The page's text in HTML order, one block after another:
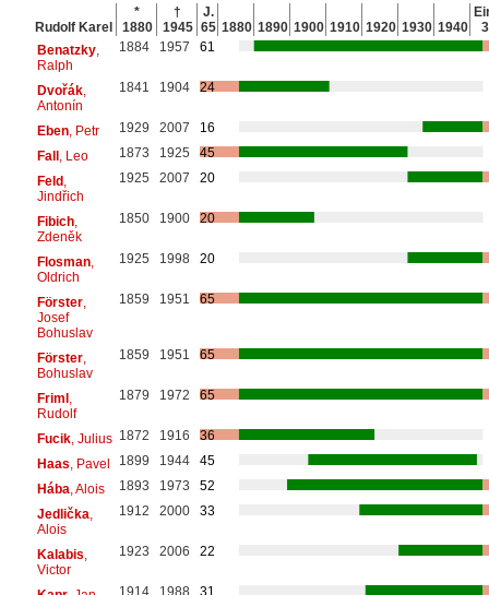
Rudolf Karel
*
1880
†
1945
J.
65 1880 1890 1900 1910 1920 1930 1940
Benatzky,
Ralph
1884 1957 61
Dvořák,
Antonín
1841 1904 24
Eben, Petr 1929 2007
16
Fall , Leo 1873 1925
45
Feld ,
Jindřich
1925 2007 20
Fibich,
Zdeněk
1850 1900 20
Flosman,
Oldrich
1925 1998 20
Förster,
Josef
Bohuslav
1859 1951 65
Förster,
Bohuslav
1859 1951 65
Friml ,
Rudolf
1879 1972 65
Fucik, Julius 1872 1916
36
Haas, Pavel 1899 1944
45
Hába, Alois 1893 1973
52
Jedlička,
Alois
1912 2000 33
Kalabis,
Victor
1923 2006 22